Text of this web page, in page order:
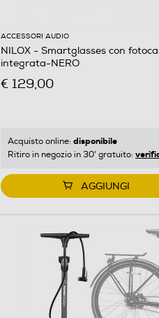
ACCESSORI AUDIO
NILOX - Smartglasses con
integrata-NERO
€ 129,00
Acquisto online: disponibile
Ritiro in negozio in 30' gratuito:
AGGIUNGI